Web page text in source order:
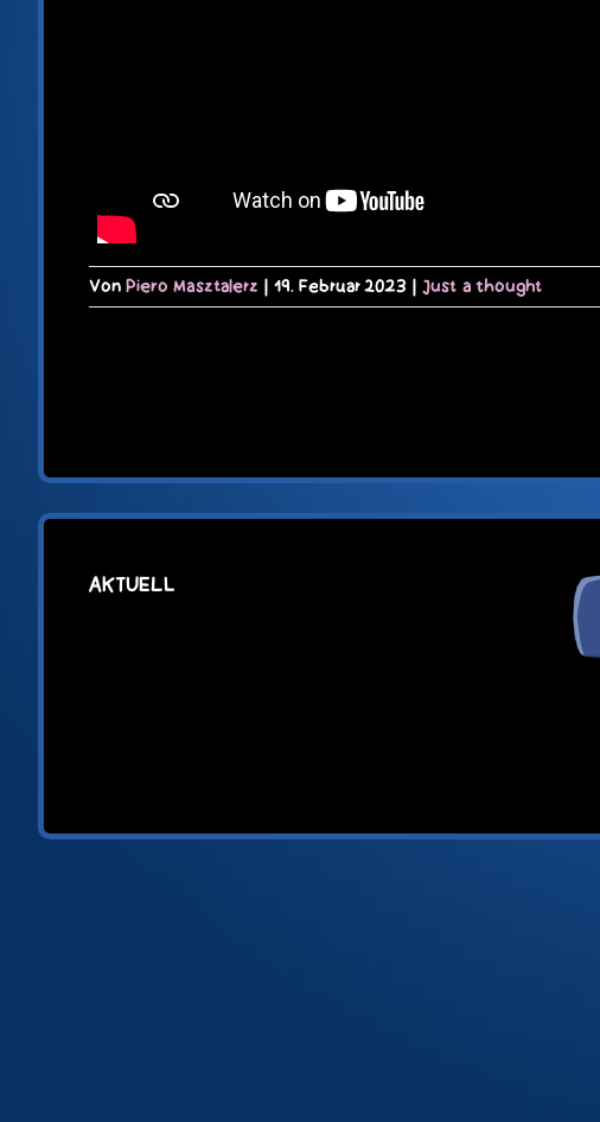
VonPiero Masztalerz | 19. Februar 2023 | Just a thought
AKTUELL